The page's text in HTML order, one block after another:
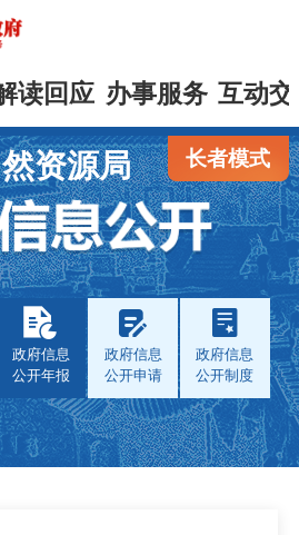
读回应 办事服务 互动
长者模式
资源局
政府信息
公开年报
政府信息
公开申请
政府信息
公开制度